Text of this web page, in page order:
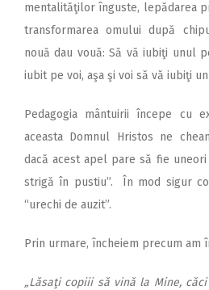
mentalităţilor înguste, lepădarea
transformarea omului după
nouă dau vouă: Să vă iubiţi unul
iubit pe voi, aşa şi voi să vă iubiţi
Pedagogia mântuirii începe cu
aceasta Domnul Hristos ne
dacă acest apel pare să fie
strigă în pustiu”. În mod sigur
“urechi de auzit”.
Prin urmare, încheiem precum am
„Lăsaţi copiii să vină la Mine,